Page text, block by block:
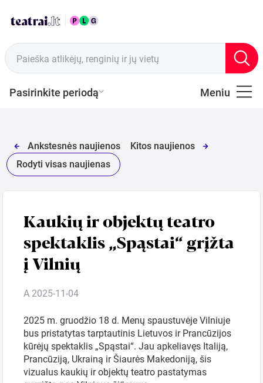
Paieška atlikėjų, renginių ir jų vietų
Pasirinkite periodą
Meniu
Dovanų
čekiai
KOMEDIJA
DRAMA
ŠOKIS
VISAI
Kinas
Rodyti visas naujienas
Ankstesnės naujienos Kitos naujienos
Kaukių ir objektų teatro
spektaklis „Spąstai“ grįžta
į Vilnių
A 2025-11-04
2025 m. gruodžio 18 d. Menų spaustuvėje Vilniuje
bus pristatytas tarptautinis Lietuvos ir Prancūzijos
kūrėjų spektaklis „Spąstai“. Jau apkeliavęs Italiją,
Prancūziją, Ukrainą ir Šiaurės Makedoniją, šis
vizualus kaukių ir objektų teatro pastatymas